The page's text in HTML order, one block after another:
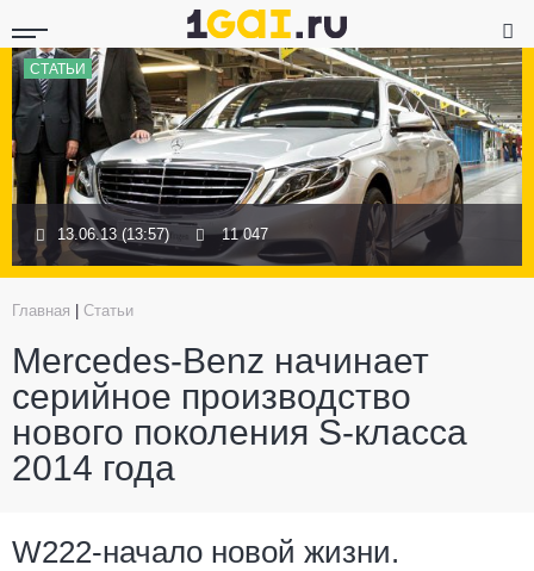
СТАТЬИ
13.06.13 (13:57) 11 047
Главная Статьи
Mercedes-Benz начинает
серийное производство
нового поколения S-класса
2014 года
W222-начало новой жизни.